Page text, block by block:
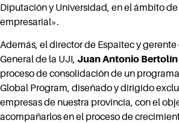
Diputación y Universidad, en el ámbito
empresarial».
Además, el director de Espaitec y
General de la UJI, Juan Antonio Bertolín
proceso de consolidación de un
Global Program, diseñado y dirigido
empresas de nuestra provincia, con el
acompañarlos en el proceso de